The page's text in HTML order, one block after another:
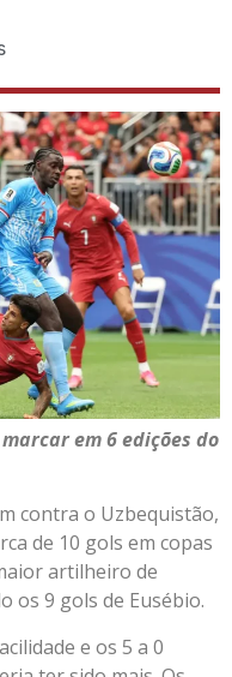
em 6 edições do
contra o Uzbequistão,
de 10 gols em copas
artilheiro de
os 9 gols de Eusébio.
e os 5 a 0